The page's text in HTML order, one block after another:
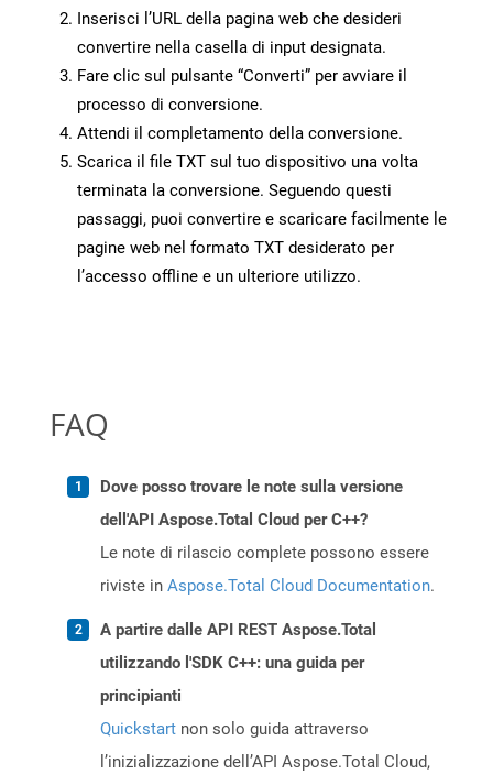
Inserisci l’URL della pagina web che desideri
convertire nella casella di input designata.
Fare clic sul pulsante “Converti” per avviare il
processo di conversione.
Attendi il completamento della conversione.
Scarica il file TXT sul tuo dispositivo una volta
terminata la conversione. Seguendo questi
passaggi, puoi convertire e scaricare facilmente le
pagine web nel formato TXT desiderato per
l’accesso offline e un ulteriore utilizzo.
FAQ
Dove posso trovare le note sulla versione
dell'API Aspose.Total Cloud per C++?
Le note di rilascio complete possono essere
riviste in Aspose.Total Cloud Documentation.
A partire dalle API REST Aspose.Total
utilizzando l'SDK C++: una guida per
principianti
Quickstart non solo guida attraverso
l’inizializzazione dell’API Aspose.Total Cloud,